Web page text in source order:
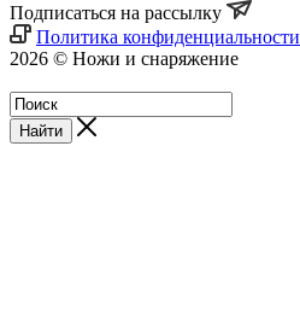
Подписаться на рассылку
Политика конфиденциальности
2026 © Ножи и снаряжение
Найти